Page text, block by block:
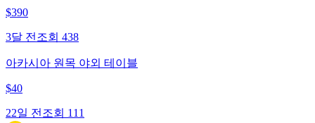
$390
3달 전 조회 438
아카시아 원목 야외 테이블
$40
22일 전 조회 111